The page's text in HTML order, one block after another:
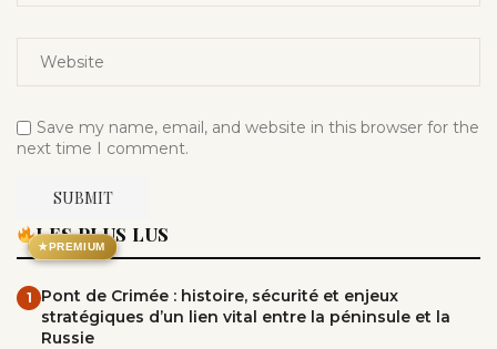
Save my name, email, and website in this browser for the
next time I comment.
★PREMIUM
LES PLUS LUS
1
Pont de Crimée : histoire, sécurité et enjeux
stratégiques d’un lien vital entre la péninsule et la
Russie